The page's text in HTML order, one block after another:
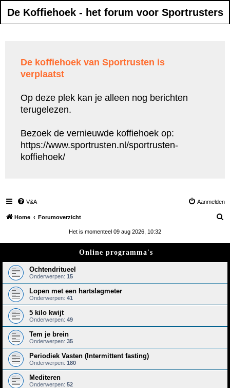
De Koffiehoek - het forum voor Sportrusters
De koffiehoek van Sportrusten is
verplaatst
Op deze plek kan je alleen nog berichten
terugelezen.
Bezoek de vernieuwde koffiehoek op:
https://www.sportrusten.nl/sportrusten-
koffiehoek/
V&A Aanmelden
Home Forumoverzicht
Het is momenteel 09 aug 2026, 10:32
Online programma's
Ochtendritueel
Onderwerpen: 15
Lopen met een hartslagmeter
Onderwerpen: 41
5 kilo kwijt
Onderwerpen: 49
Tem je brein
Onderwerpen: 35
Periodiek Vasten (Intermittent fasting)
Onderwerpen: 180
Mediteren
Onderwerpen: 52